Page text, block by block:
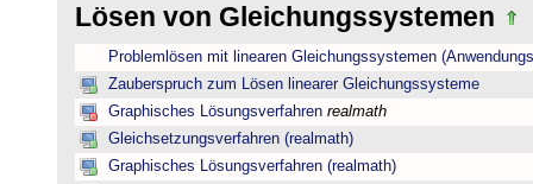
Lösen von Gleichungssystemen
Problemlösen mit linearen Gleichungssystemen
Zauberspruch zum Lösen linearer Gleichungssysteme
Graphisches Lösungsverfahren realmath
Gleichsetzungsverfahren (realmath)
Graphisches Lösungsverfahren (realmath)